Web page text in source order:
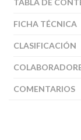
TABLA DE
FICHA TÉCNICA
CLASIFICACIÓN
COMENTARIOS